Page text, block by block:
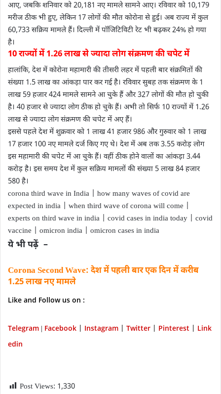
आए, जबकि शनिवार को 20,181 नए मामले सामने आए। रविवार को 10,179
मरीज ठीक भी हुए, लेकिन 17 लोगों की मौत कोरोना से हुई। अब राज्य में कुल
60,733 सक्रिय मामले हैं। दिल्ली में पॉजिटिविटी रेट भी बढ़कर 24% हो गया
है।
10 राज्यों में 1.26 लाख से ज्यादा लोग संक्रमण की चपेट में
हालांकि, देश में कोरोना महामारी की तीसरी लहर में पहली बार संक्रमितों की
संख्या 1.5 लाख का आंकड़ा पार कर गई है। रविवार सुबह तक संक्रमण के 1
लाख 59 हजार 424 मामले सामने आ चुके हैं और 327 लोगों की मौत हो चुकी
है। 40 हजार से ज्यादा लोग ठीक हो चुके हैं। अभी तो सिर्फ 10 राज्यों में 1.26
लाख से ज्यादा लोग संक्रमण की चपेट में अए हैं।
इससे पहले देश में शुक्रवार को 1 लाख 41 हजार 986 और गुरुवार को 1 लाख
17 हजार 100 नए मामले दर्ज किए गए थे। देश में अब तक 3.55 करोड़ लोग
इस महामारी की चपेट में आ चुके हैं। वहीं ठीक होने वालों का आंकड़ा 3.44
करोड़ है। इस समय देश में कुल सक्रिय मामलों की संख्या 5 लाख 84 हजार
580 है।
corona third wave in India | how many waves of covid are
expected in india | when third wave of corona will come |
experts on third wave in india | covid cases in india today | covid
vaccine | omicron india | omicron cases in india
ये भी पढ़ें –
Corona Second Wave: देश में पहली बार एक दिन में करीब
1.25 लाख नए मामले
Like and Follow us on :
Telegram Facebook Instagram Twitter Pinterest
Link
edin
Post Views: 1,330